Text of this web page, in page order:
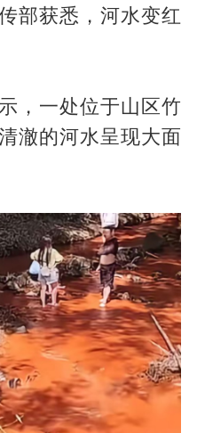
部获悉，河水变红
，一处位于山区竹
澈的河水呈现大面